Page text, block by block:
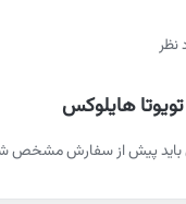
نظر
هایلوکس
پیش از سفارش مشخص